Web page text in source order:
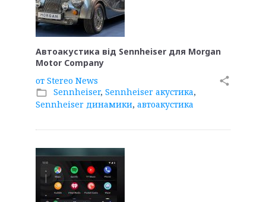
Автоакустика від Sennheiser для Morgan
Motor Company
от Stereo News
folder_open Sennheiser, Sennheiser акустика,
Sennheiser динамики, автоакустика
share